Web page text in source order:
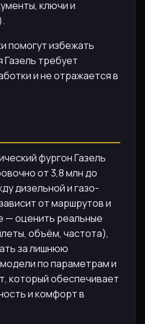
ключи и
помогут избежать
Газель требует
и не отражается в
фургон Газель
от 3,8 млн до
дизельной и газо-
от маршрутов и
— оценить реальные
объём, частота),
за лишнюю
по параметрам и
который обеспечивает
и комфорт в